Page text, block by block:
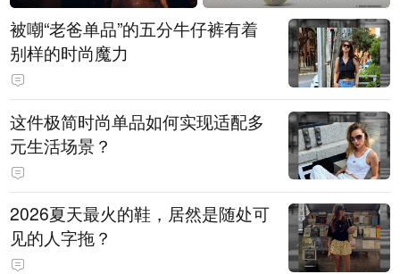
被嘲“老爸单品”的五分牛仔裤有着
别样的时尚魔力
这件极简时尚单品如何实现适配多
元生活场景？
2026夏天最火的鞋，居然是随处可
见的人字拖？